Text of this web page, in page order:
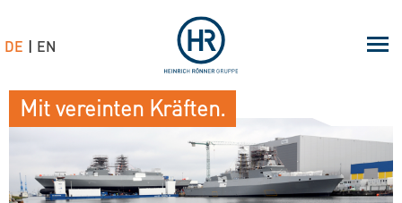
Mit vereinten Kräften.
DE EN